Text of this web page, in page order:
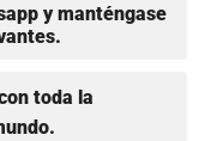
y manténgase
toda la